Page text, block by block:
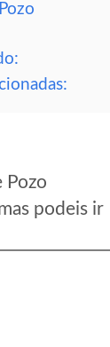
Pozo
podeis ir